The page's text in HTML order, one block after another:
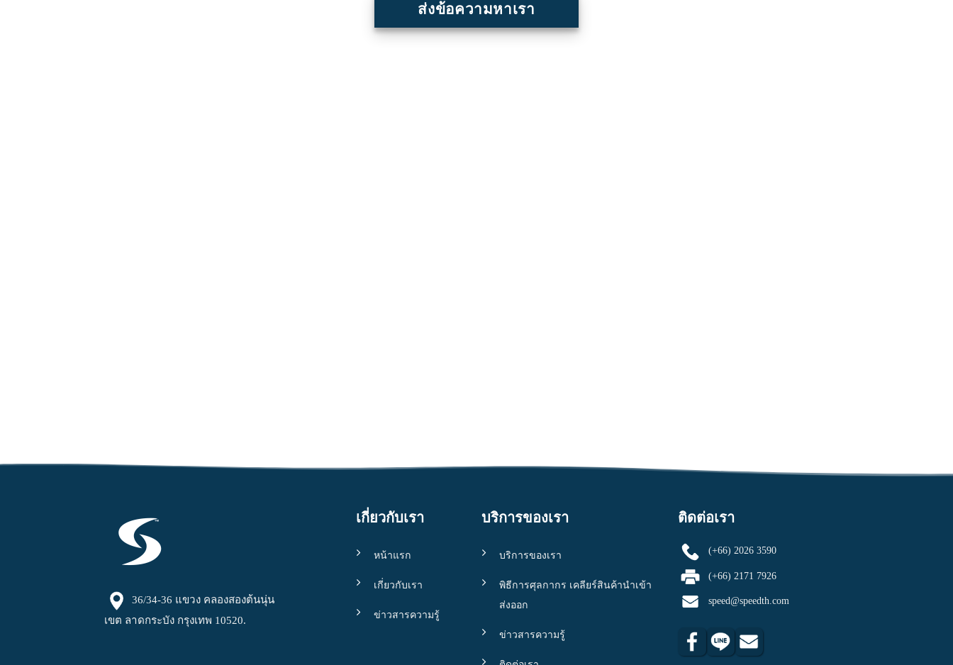
ส่งข้อความหาเรา
36/34-36 แขวง คลองสองต้นนุ่น
เขต ลาดกระบัง กรุงเทพ 10520.
เกี่ยวกับเรา
หน้าแรก
เกี่ยวกับเรา
ข่าวสารความรู้
บริการของเรา
บริการของเรา
พิธีการศุลกากร เคลียร์สินค้านำเข้า
ส่งออก
ข่าวสารความรู้
ติดต่อเรา
(+66) 2026 3590
(+66) 2171 7926
speed@speedth.com